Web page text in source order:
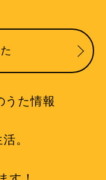
うた情報
。